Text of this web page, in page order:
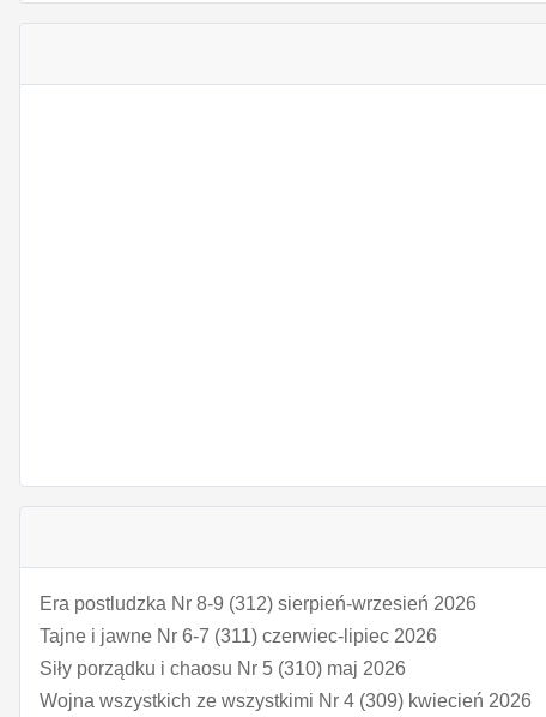
Era postludzka Nr 8-9 (312) sierpień-wrzesień 2026
Tajne i jawne Nr 6-7 (311) czerwiec-lipiec 2026
Siły porządku i chaosu Nr 5 (310) maj 2026
Wojna wszystkich ze wszystkimi Nr 4 (309) kwiecień 2026